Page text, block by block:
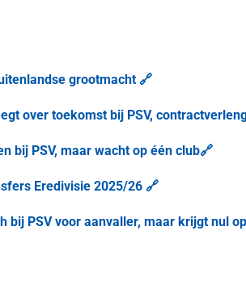
grootmacht 🔗
over toekomst bij PSV,
bij PSV, maar wacht op één club🔗
Eredivisie 2025/26 🔗
bij PSV voor aanvaller, maar krijgt nul